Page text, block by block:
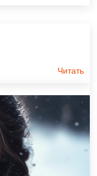
Читать